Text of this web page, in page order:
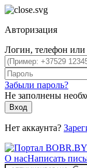
Авторизация
Логин, телефон или
Забыли пароль?
Не заполнены
Вход
Нет аккаунта?
О насНаписать